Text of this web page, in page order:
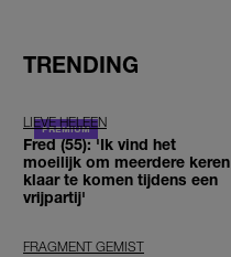
TRENDING
LIEVE HELEEN
Fred (55): 'Ik vind het
moeilijk om meerdere keren
klaar te komen tijdens een
vrijpartij'
FRAGMENT GEMIST